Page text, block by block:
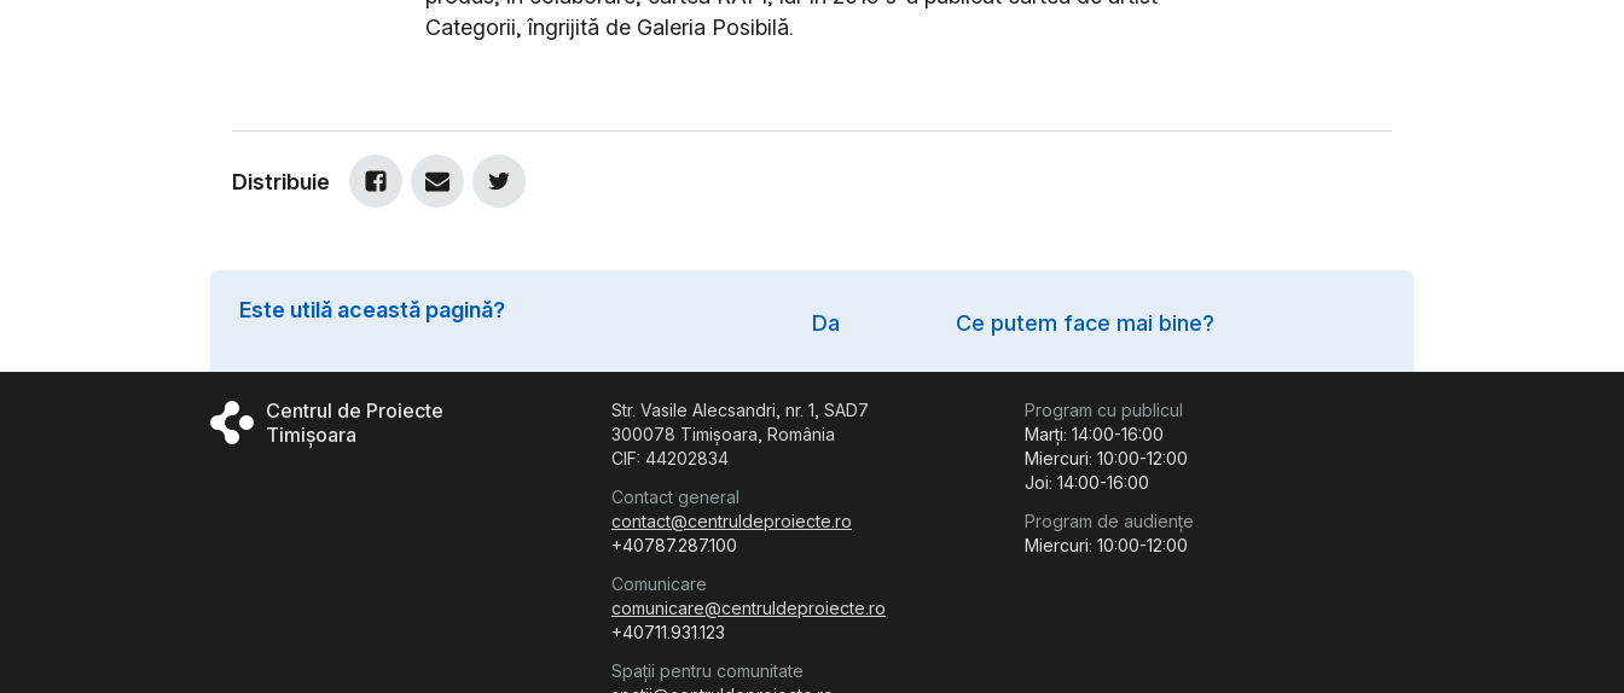
Categorii, îngrijită de Galeria Posibilă.
Distribuie
Este utilă această pagină?
Da Ce putem face mai bine?
Centrul de Proiecte
Timișoara
Str. Vasile Alecsandri, nr. 1, SAD7
300078 Timișoara, România
CIF: 44202834
Contact general
contact@centruldeproiecte.ro
+40787.287.100
Comunicare
comunicare@centruldeproiecte.ro
+40711.931.123
Spații pentru comunitate
Program cu publicul
Marți: 14:00-16:00
Miercuri: 10:00-12:00
Joi: 14:00-16:00
Program de audiențe
Miercuri: 10:00-12:00